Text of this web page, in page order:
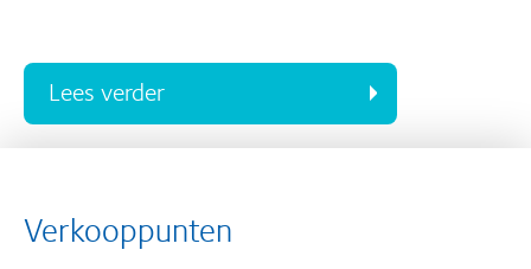
Lees verder
Verkooppunten